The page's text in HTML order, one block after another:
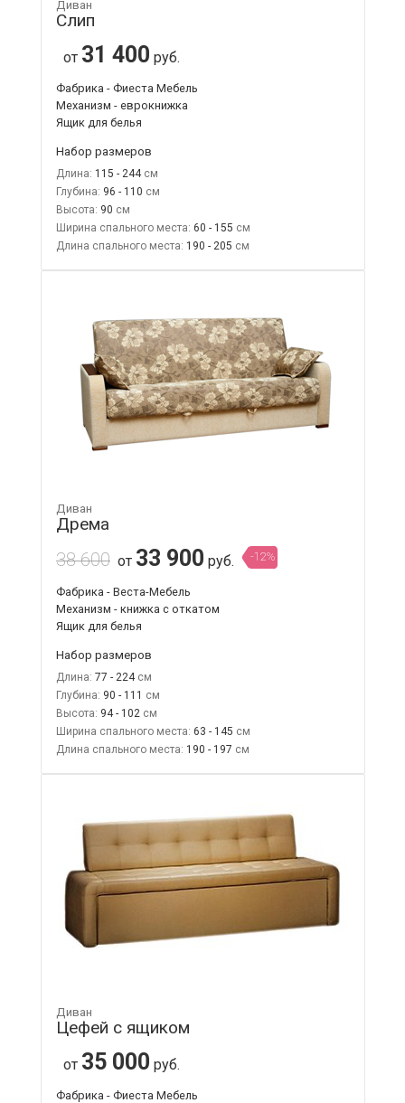
Диван
Слип
от 31 400 руб.
Фабрика - Фиеста Мебель
Механизм - еврокнижка
Ящик для белья
Набор размеров
Длина: 115 - 244
Глубина: 96 - 110
Высота: 90
Ширина спального места: 60 - 155
Длина спального места: 190 - 205
Диван
Дрема
38 600 от 33 900 руб. -12%
Фабрика - Веста-Мебель
Механизм - книжка с откатом
Ящик для белья
Набор размеров
Длина: 77 - 224
Глубина: 90 - 111
Высота: 94 - 102
Ширина спального места: 63 - 145
Длина спального места: 190 - 197
Диван
Цефей с ящиком
от 35 000 руб.
Фабрика - Фиеста Мебель